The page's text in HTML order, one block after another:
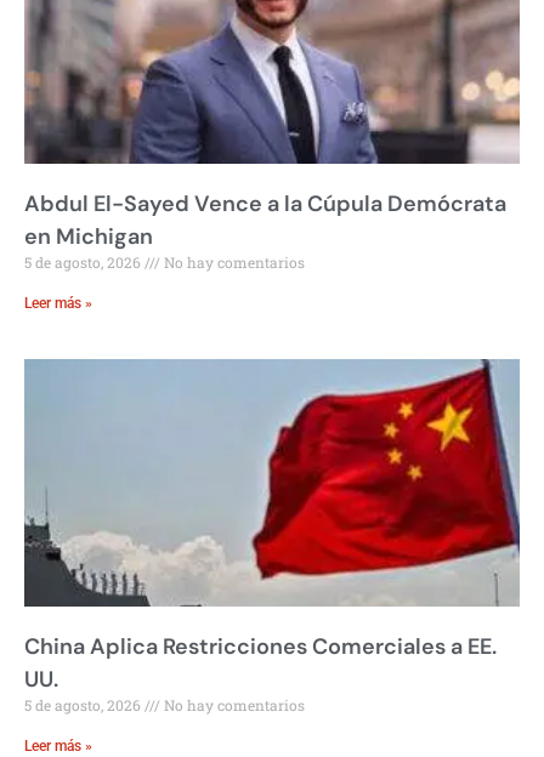
Abdul El-Sayed Vence a la Cúpula Demócrata
en Michigan
5 de agosto, 2026 No hay comentarios
Leer más »
China Aplica Restricciones Comerciales a EE.
UU.
5 de agosto, 2026 No hay comentarios
Leer más »